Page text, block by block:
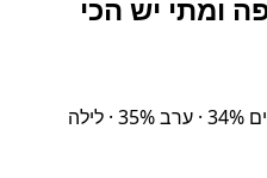
ומתי יש הכי
בוקר 31% · צהריים 34% · ערב 35% · לילה